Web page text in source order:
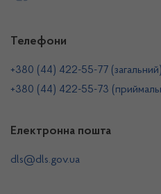
Телефони
+380 (44) 422-55-77 (загальний)
+380 (44) 422-55-73
Електронна пошта
dls@dls.gov.ua